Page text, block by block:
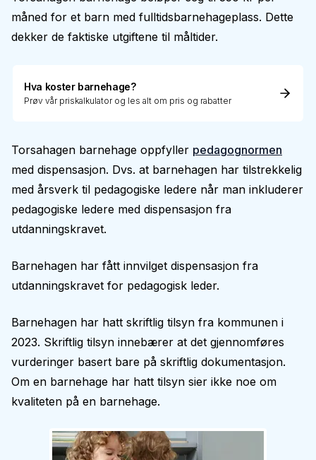
måned for et barn med fulltidsbarnehageplass. Dette
dekker de faktiske utgiftene til måltider.
Hva koster barnehage?
Prøv vår priskalkulator og les alt om pris og rabatter
Torsahagen barnehage oppfyller pedagognormen
med dispensasjon. Dvs. at barnehagen har tilstrekkelig
med årsverk til pedagogiske ledere når man inkluderer
pedagogiske ledere med dispensasjon fra
utdanningskravet.
Barnehagen har fått innvilget dispensasjon fra
utdanningskravet for pedagogisk leder.
Barnehagen har hatt skriftlig tilsyn fra kommunen i
2023. Skriftlig tilsyn innebærer at det gjennomføres
vurderinger basert bare på skriftlig dokumentasjon.
Om en barnehage har hatt tilsyn sier ikke noe om
kvaliteten på en barnehage.